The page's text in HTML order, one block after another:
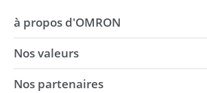
à propos d'OMRON
Les principes d'OMRON
Domaines d'activité
Nos valeurs
Vision
Nos partenaires